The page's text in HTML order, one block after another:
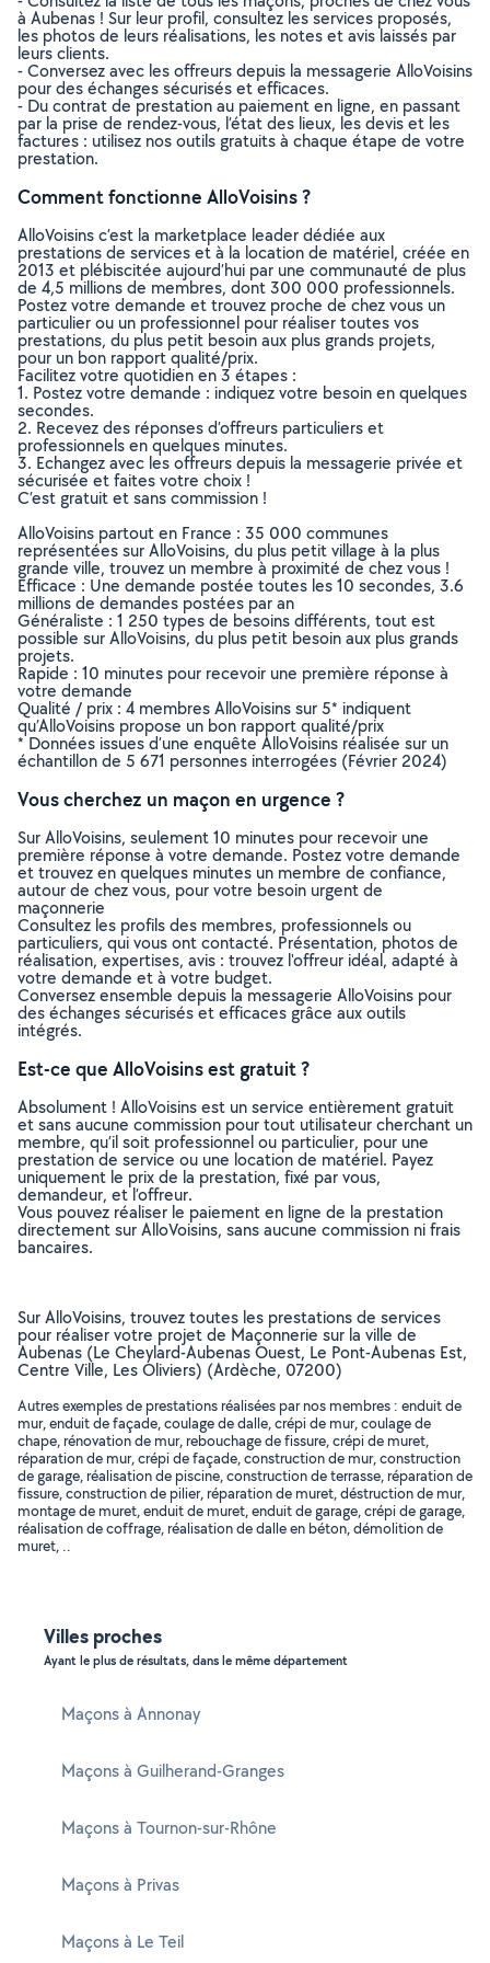
à Aubenas ! Sur leur profil, consultez les services proposés,
les photos de leurs réalisations, les notes et avis laissés par
leurs clients.
- Conversez avec les offreurs depuis la messagerie AlloVoisins
pour des échanges sécurisés et efficaces.
- Du contrat de prestation au paiement en ligne, en passant
par la prise de rendez-vous, l’état des lieux, les devis et les
factures : utilisez nos outils gratuits à chaque étape de votre
prestation.
Comment fonctionne AlloVoisins ?
AlloVoisins c’est la marketplace leader dédiée aux
prestations de services et à la location de matériel, créée en
2013 et plébiscitée aujourd’hui par une communauté de plus
de 4,5 millions de membres, dont 300 000 professionnels.
Postez votre demande et trouvez proche de chez vous un
particulier ou un professionnel pour réaliser toutes vos
prestations, du plus petit besoin aux plus grands projets,
pour un bon rapport qualité/prix.
Facilitez votre quotidien en 3 étapes :
1. Postez votre demande : indiquez votre besoin en quelques
secondes.
2. Recevez des réponses d’offreurs particuliers et
professionnels en quelques minutes.
3. Echangez avec les offreurs depuis la messagerie privée et
sécurisée et faites votre choix !
C’est gratuit et sans commission !
AlloVoisins partout en France : 35 000 communes
représentées sur AlloVoisins, du plus petit village à la plus
grande ville, trouvez un membre à proximité de chez vous !
Efficace : Une demande postée toutes les 10 secondes, 3.6
millions de demandes postées par an
Généraliste : 1 250 types de besoins différents, tout est
possible sur AlloVoisins, du plus petit besoin aux plus grands
projets.
Rapide : 10 minutes pour recevoir une première réponse à
votre demande
Qualité / prix : 4 membres AlloVoisins sur 5* indiquent
qu’AlloVoisins propose un bon rapport qualité/prix
* Données issues d’une enquête AlloVoisins réalisée sur un
échantillon de 5 671 personnes interrogées (Février 2024)
Vous cherchez un maçon en urgence ?
Sur AlloVoisins, seulement 10 minutes pour recevoir une
première réponse à votre demande. Postez votre demande
et trouvez en quelques minutes un membre de confiance,
autour de chez vous, pour votre besoin urgent de
maçonnerie
Consultez les profils des membres, professionnels ou
particuliers, qui vous ont contacté. Présentation, photos de
réalisation, expertises, avis : trouvez l'offreur idéal, adapté à
votre demande et à votre budget.
Conversez ensemble depuis la messagerie AlloVoisins pour
des échanges sécurisés et efficaces grâce aux outils
intégrés.
Est-ce que AlloVoisins est gratuit ?
Absolument ! AlloVoisins est un service entièrement gratuit
et sans aucune commission pour tout utilisateur cherchant un
membre, qu’il soit professionnel ou particulier, pour une
prestation de service ou une location de matériel. Payez
uniquement le prix de la prestation, fixé par vous,
demandeur, et l’offreur.
Vous pouvez réaliser le paiement en ligne de la prestation
directement sur AlloVoisins, sans aucune commission ni frais
bancaires.
Sur AlloVoisins, trouvez toutes les prestations de services
pour réaliser votre projet de Maçonnerie sur la ville de
Aubenas (Le Cheylard-Aubenas Ouest, Le Pont-Aubenas Est,
Centre Ville, Les Oliviers) (Ardèche, 07200)
Autres exemples de prestations réalisées par nos membres : enduit de
mur, enduit de façade, coulage de dalle, crépi de mur, coulage de
chape, rénovation de mur, rebouchage de fissure, crépi de muret,
réparation de mur, crépi de façade, construction de mur, construction
de garage, réalisation de piscine, construction de terrasse, réparation de
fissure, construction de pilier, réparation de muret, déstruction de mur,
montage de muret, enduit de muret, enduit de garage, crépi de garage,
réalisation de coffrage, réalisation de dalle en béton, démolition de
muret, ..
Villes proches
Ayant le plus de résultats, dans le même département
Maçons à Annonay
Maçons à Guilherand-Granges
Maçons à Tournon-sur-Rhône
Maçons à Privas
Maçons à Le Teil